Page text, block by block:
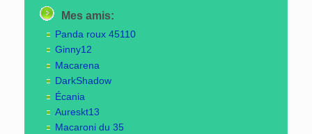
Mes amis:
Panda roux 45110
Ginny12
Macarena
DarkShadow
Écania
Aureskt13
Macaroni du 35